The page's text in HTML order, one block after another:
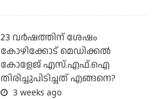
23 വർഷത്തിന് ശേഷം
കോഴിക്കോട് മെഡിക്കൽ
കോളേജ് എസ്.എഫ്.ഐ
തിരിച്ചുപിടിച്ചത് എങ്ങനെ?
3 weeks ago